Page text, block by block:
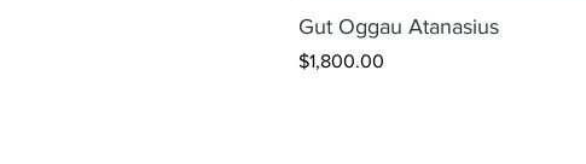
Gut Oggau Atanasius
價格
$1,800.00